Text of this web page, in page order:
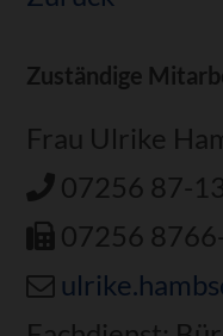
Zuständige
Frau Ulrike
07256 87-
07256